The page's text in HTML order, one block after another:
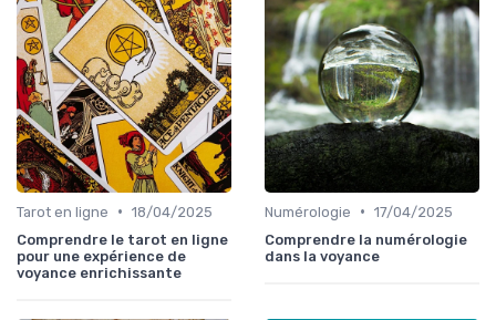
Tarot en ligne • 18/04/2025
Comprendre le tarot en ligne
pour une expérience de
voyance enrichissante
Numérologie • 17/04/2025
Comprendre la numérologie
dans la voyance